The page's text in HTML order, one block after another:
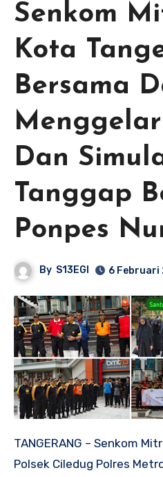
Senkom
Kota
Bersama
Dan
Tanggap
Ponpes
By S13EGI 6 Februari
TANGERANG – Senkom Mitra Polri di wilayah hukum
Polsek Ciledug Polres